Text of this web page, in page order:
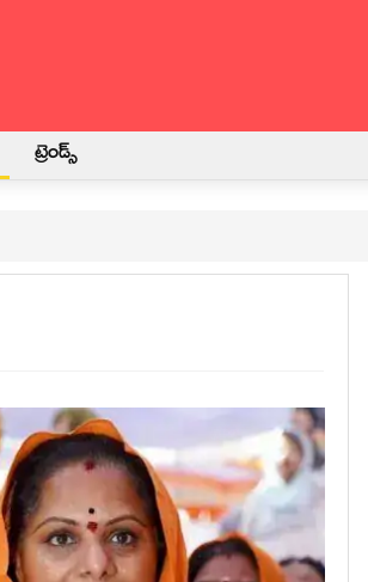
ట్రెండ్స్